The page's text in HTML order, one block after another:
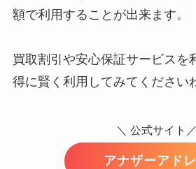
額で利用することが出来ます。
買取割引や安心保証サービスを
得に賢く利用してみてください
＼ 公式サイト／
アナザーアド